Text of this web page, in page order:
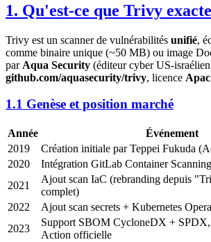
1. Qu'est-ce que Trivy
Trivy est un scanner de vulnérabilités unifié,
comme binaire unique (~50 MB) ou image
par Aqua Security (éditeur cyber US-
github.com/aquasecurity/trivy, licence
1.1 Genèse et position marché
Année
Événement
2019
Création initiale par Teppei Fukuda
2020
Intégration GitLab Container
2021
Ajout scan IaC (rebranding depuis
complet)
2022
Ajout scan secrets + Kubernetes
2023
Support SBOM CycloneDX +
Action officielle